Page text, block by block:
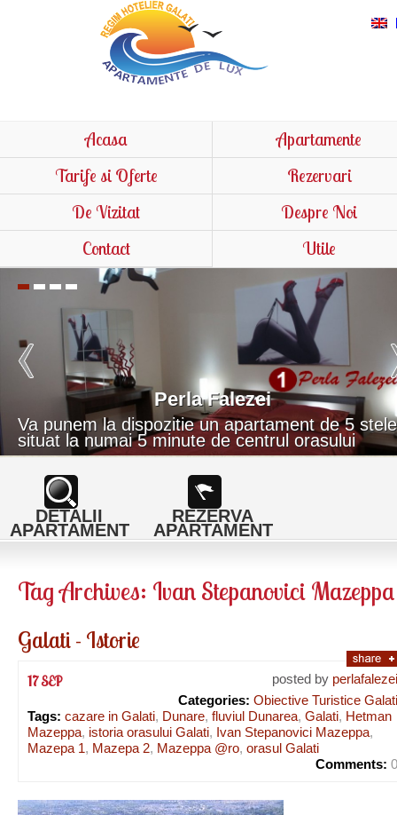
Acasa
Apartamente
Tarife si Oferte
Rezervari
De Vizitat
Despre Noi
Contact
Utile
DETALII
APARTAMENT
REZERVA
APARTAMENT
Perla Falezei
Va punem la dispozitie un apartament de 5
situat la numai 5 minute de centrul orasului
Galati, si 5 minute de Faleza Dunarii.
Tag Archives: Ivan Stepanovici Mazeppa
Galati - Istorie
17 SEP posted by perlafalezei
Categories: Obiective Turistice Galati
Tags: cazare in Galati, Dunare, fluviul Dunarea, Galati, Hetman
Mazeppa, istoria orasului Galati, Ivan Stepanovici Mazeppa,
Mazepa 1, Mazepa 2, Mazeppa @ro, orasul Galati
Comments: 0